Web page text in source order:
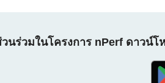
นร่วมในโครงการ nPerf ดาวน์โ